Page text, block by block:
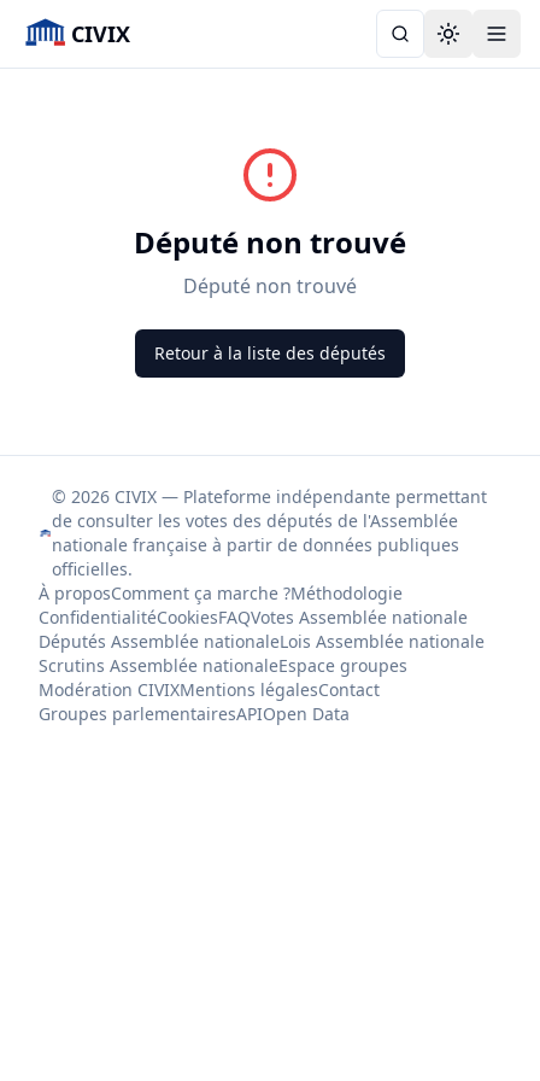
CIVIX Toggle
Député non trouvé
Député non trouvé
Retour à la liste des députés
© 2026 CIVIX — Plateforme indépendante permettant
de consulter les votes des députés de l'Assemblée
nationale française à partir de données publiques
officielles.
À proposComment ça marche ?Méthodologie
ConfidentialitéCookiesFAQVotes Assemblée nationale
Députés Assemblée nationaleLois Assemblée nationale
Scrutins Assemblée nationaleEspace groupes
Modération CIVIXMentions légalesContact
Groupes parlementairesAPIOpen Data